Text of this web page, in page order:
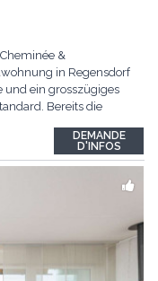
&
in Regensdorf
und ein grosszügiges
Bereits die
bequem und diskret
der Wohnung bildet
DEMANDE
D'INFOS